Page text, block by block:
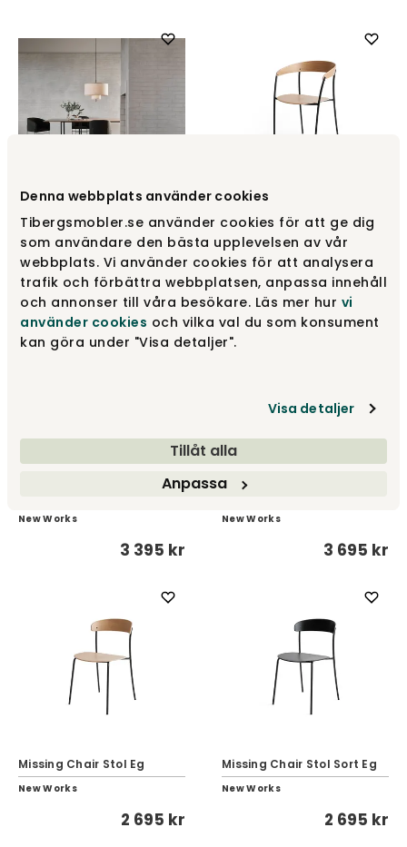
Denna webbplats använder cookies
Tibergsmobler.se använder cookies för att ge dig
som användare den bästa upplevelsen av vår
webbplats. Vi använder cookies för att analysera
trafik och förbättra webbplatsen, anpassa innehåll
och annonser till våra besökare. Läs mer hur vi
använder cookies och vilka val du som konsument
kan göra under "Visa detaljer".
Visa detaljer
Tillåt alla
Anpassa
New Works
Fra 7 995 kr
New Works
3 395 kr
New Works
3 395 kr
Missing Chair Armstol
Valnød
New Works
3 695 kr
Missing Chair Stol Eg
New Works
2 695 kr
Missing Chair Stol Sort Eg
New Works
2 695 kr